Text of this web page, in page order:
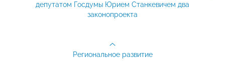
депутатом Госдумы Юрием Станкевичем два
законопроекта
Региональное развитие